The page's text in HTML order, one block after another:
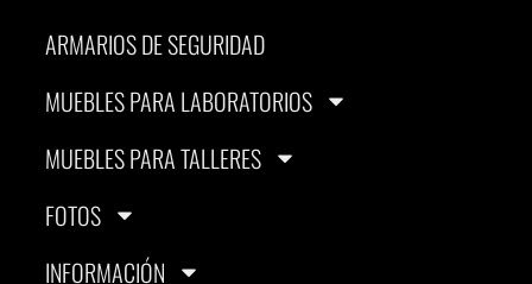
ARMARIOS DE SEGURIDAD
MUEBLES PARA LABORATORIOS
MUEBLES PARA TALLERES
FOTOS
INFORMACIÓN